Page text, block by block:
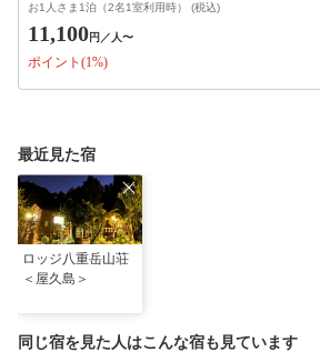
お1人さま1泊（2名1室利用時） (税込)
11,100円 ／人〜
ポイント(1%)
最近見た宿
ロッジ八重岳山荘
＜屋久島＞
同じ宿を見た人はこんな宿も見ています